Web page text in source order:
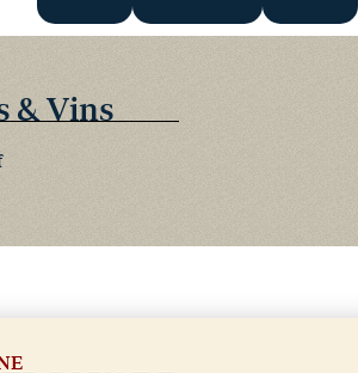
& Vins